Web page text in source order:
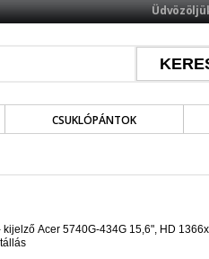
CSUKLÓPÁNTOK
kijelző Acer 5740G-434G 15,6", HD